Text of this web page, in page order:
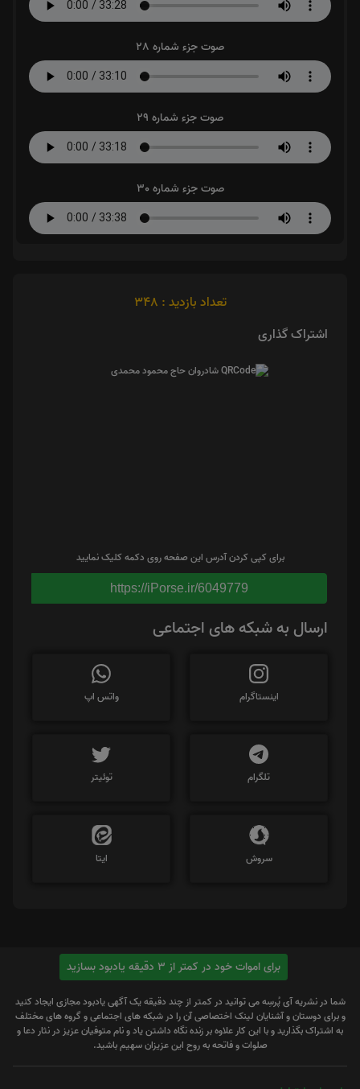
صوت جزء شماره 28
صوت جزء شماره 29
صوت جزء شماره 30
تعداد بازدید : 348
اشتراک گذاری
برای کپی کردن آدرس این صفحه روی دکمه کلیک نمایید
https://iPorse.ir/6049779
ارسال به شبکه های اجتماعی
اینستاگرام واتس اپ
تلگرام توئیتر
سروش ایتا
برای اموات خود در کمتر از 3 دقیقه یادبود بسازید
شما در نشریه آی پُرسِه می توانید در کمتر از چند دقیقه یک آگهی یادبود مجازی ایجاد کنید
و برای دوستان و آشنایان لینک اختصاصی آن را در شبکه های اجتماعی و گروه های مختلف
به اشتراک بگذارید و با این کار علاوه بر زنده نگاه داشتن یاد و نام متوفیان عزیز در نثار دعا و
صلوات و فاتحه به روح این عزیزان سهیم باشید.